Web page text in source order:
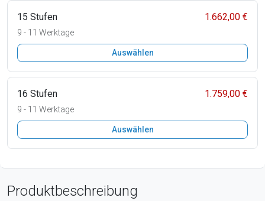
15 Stufen 1.662,00 €
9 - 11 Werktage
Auswählen
16 Stufen 1.759,00 €
9 - 11 Werktage
Auswählen
Produktbeschreibung